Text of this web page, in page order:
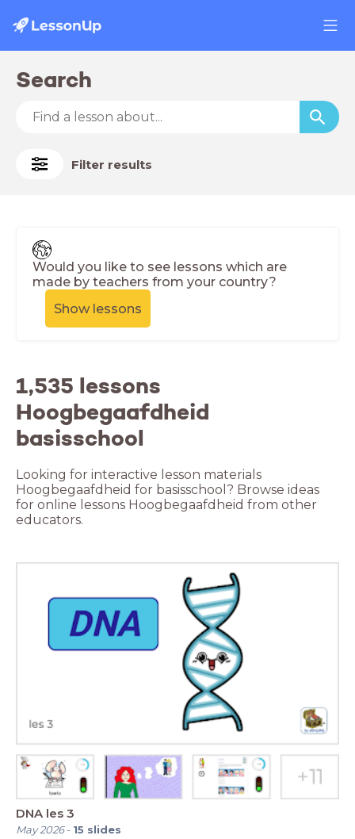
Search
Filter results
Would you like to see lessons which are
made by teachers from your country?
Show lessons
1,535 lessons
Hoogbegaafdheid
basisschool
Looking for interactive lesson materials
Hoogbegaafdheid for basisschool? Browse ideas
for online lessons Hoogbegaafdheid from other
educators.
DNA les 3
May 2026- 15 slides